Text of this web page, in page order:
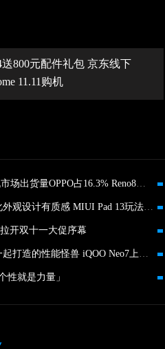
送800元配件礼包 京东线下
11.11购机
2022年Q3中国智能手机市场出货量OPPO占16.3% Reno8系列功不可没
Redmi Pad评测：一体化外观设计有质感 MIUI Pad 13玩法更有趣
开双十一大促序幕
来看看iQOO和联发科一起打造的性能怪兽 iQOO Neo7上手评测
性就是力量」